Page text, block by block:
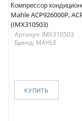
Компрессор
Mahle ACP926000P,
(IMX310503)
Артикул: IMX310503
Бренд: MAHLE
КУПИТЬ